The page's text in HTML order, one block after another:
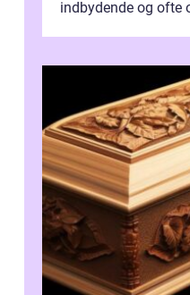
indbydende og ofte